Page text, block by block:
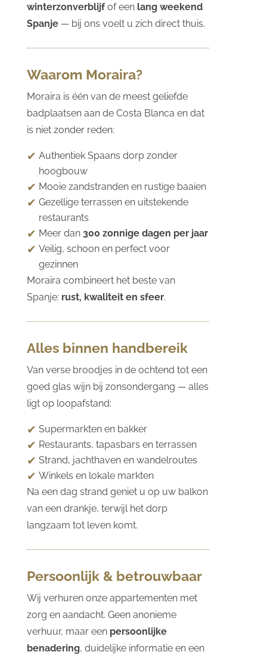
winterzonverblijfof een lang weekend
Spanje— bij ons voelt u zich direct thuis.
Waarom Moraira?
Moraira is één van de meest geliefde
badplaatsen aan de Costa Blanca en dat
is niet zonder reden:
Authentiek Spaans dorp zonder
hoogbouw
Mooie zandstranden en rustige baaien
Gezellige terrassen en uitstekende
restaurants
Meer dan 300 zonnige dagen per jaar
Veilig, schoon en perfect voor
gezinnen
Moraira combineert het beste van
Spanje: rust, kwaliteit en sfeer.
Alles binnen handbereik
Van verse broodjes in de ochtend tot een
goed glas wijn bij zonsondergang — alles
ligt op loopafstand:
Supermarkten en bakker
Restaurants, tapasbars en terrassen
Strand, jachthaven en wandelroutes
Winkels en lokale markten
Na een dag strand geniet u op uw balkon
van een drankje, terwijl het dorp
langzaam tot leven komt.
Persoonlijk & betrouwbaar
Wij verhuren onze appartementen met
zorg en aandacht. Geen anonieme
verhuur, maar een persoonlijke
benadering, duidelijke informatie en een